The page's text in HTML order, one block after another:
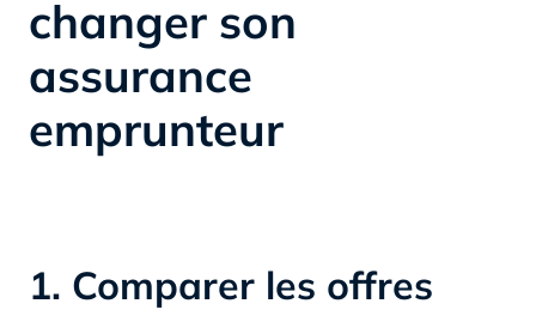
changer son
assurance
emprunteur
1. Comparer les offres